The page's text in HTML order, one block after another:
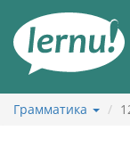
содержанию
Грамматика